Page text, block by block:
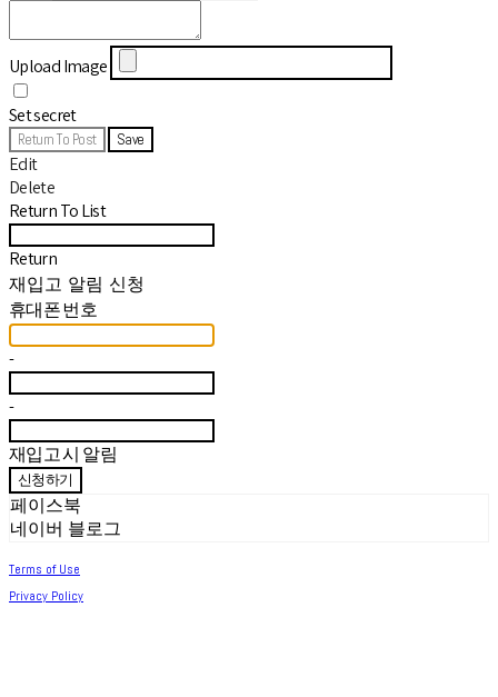
Upload Image
Set secret
Return To Post Save
Edit
Delete
Return To List
Return
재입고 알림 신청
휴대폰 번호
-
-
재입고 시 알림
신청하기
페이스북
네이버 블로그
Terms of Use
Privacy Policy